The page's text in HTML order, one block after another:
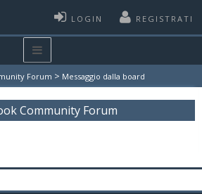
LOGIN REGISTRATI
Forum > Messaggio dalla board
Community Forum